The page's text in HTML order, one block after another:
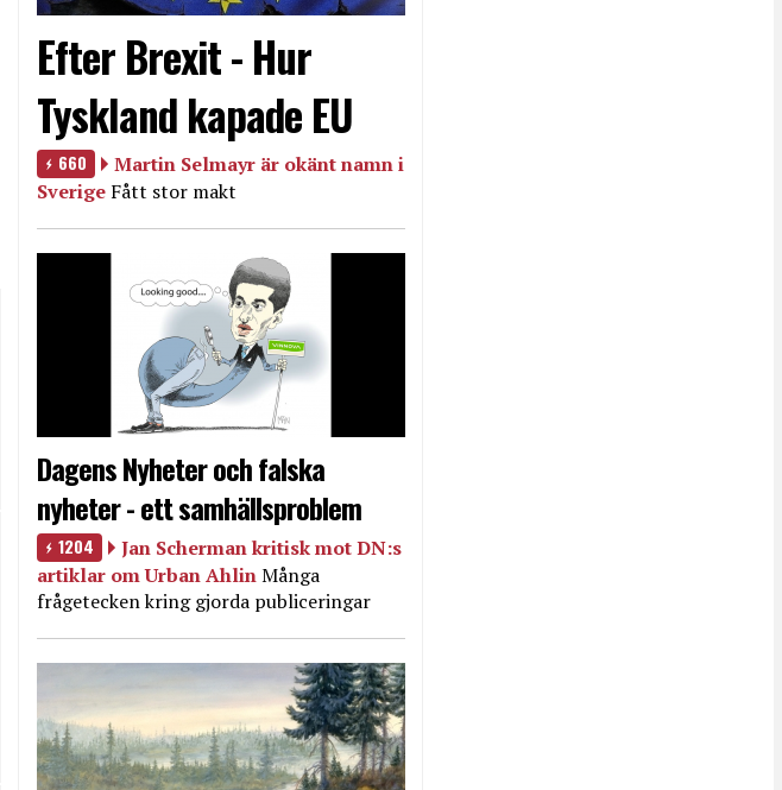
Efter Brexit - Hur
Tyskland kapade EU
660
Martin Selmayr är okänt namn i
Sverige Fått stor makt
Dagens Nyheter och falska
nyheter - ett samhällsproblem
1204
Jan Scherman kritisk mot DN:s
artiklar om Urban AhlinMånga
frågetecken kring gjorda publiceringar